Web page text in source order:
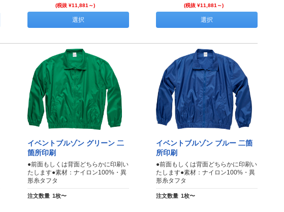
(税抜 ¥11,881～)
選択
(税抜 ¥11,881～)
選択
イベントブルゾン グリーン 二
箇所印刷
●前面もしくは背面どちらかに印刷い
たします●素材：ナイロン100%・異
形糸タフタ
注文数量 1枚〜
イベントブルゾン ブルー 二箇
所印刷
●前面もしくは背面どちらかに印刷い
たします●素材：ナイロン100%・異
形糸タフタ
注文数量 1枚〜